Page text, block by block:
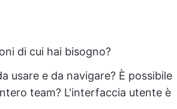
di cui hai bisogno?
usare e da navigare? È possibile
team? L'interfaccia utente è